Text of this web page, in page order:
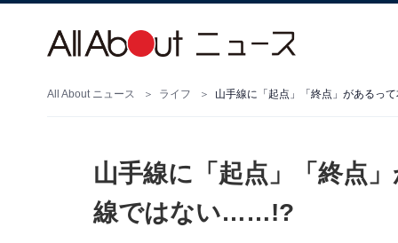
All About ニュース ライフ 山手線に「起点」「終点」があるっ
山手線に「起点」「終点
線ではない……!?